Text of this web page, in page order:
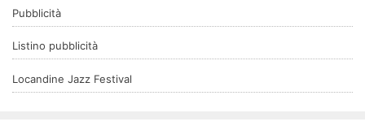
Pubblicità
Listino pubblicità
Locandine Jazz Festival